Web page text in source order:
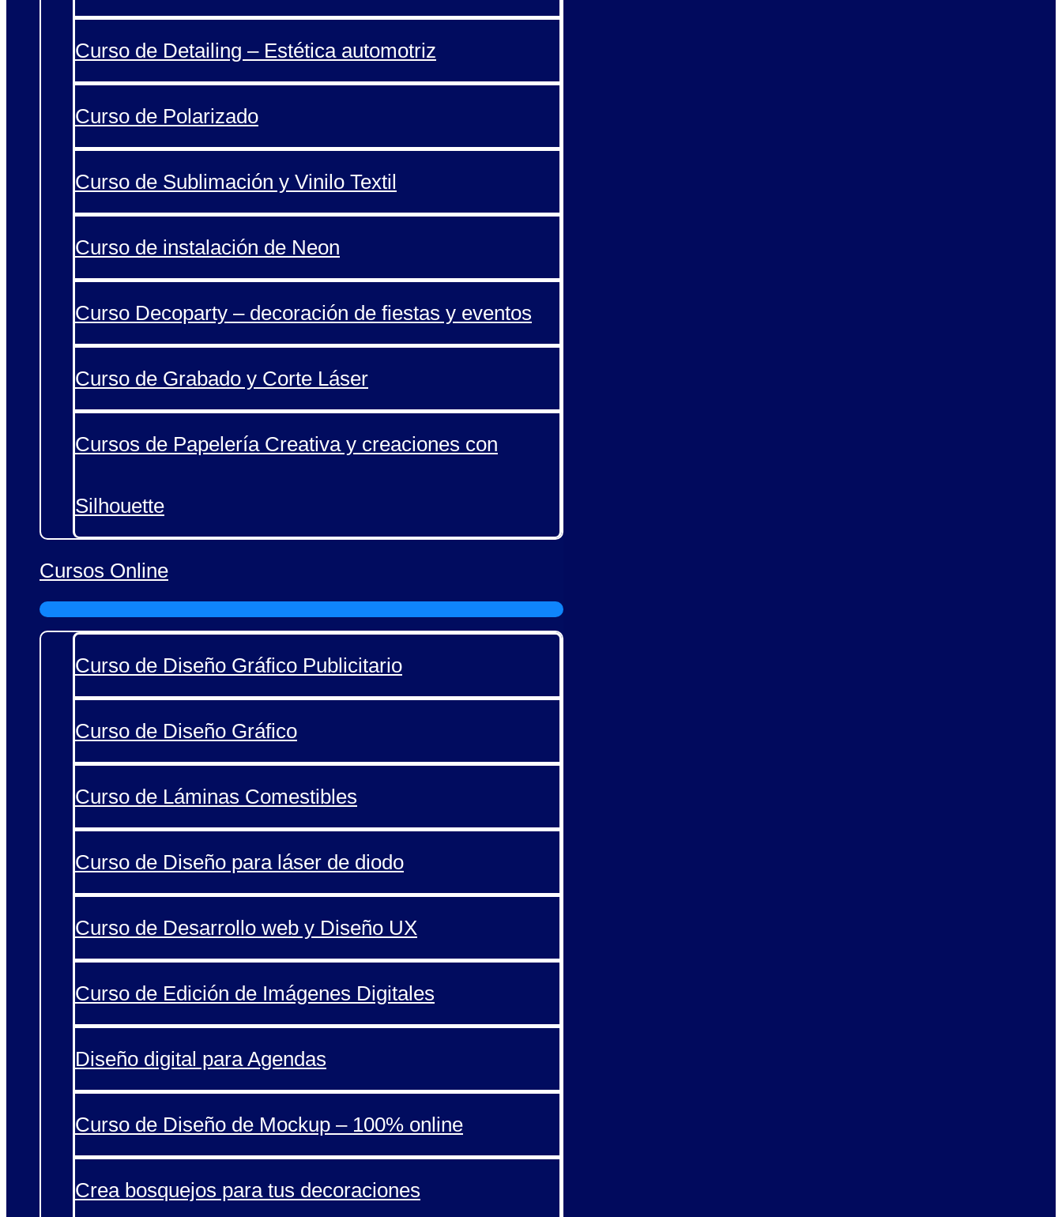
Curso de Detailing – Estética automotriz
Curso de Polarizado
Curso de Sublimación y Vinilo Textil
Curso de instalación de Neon
Curso Decoparty – decoración de fiestas y eventos
Curso de Grabado y Corte Láser
Cursos de Papelería Creativa y creaciones con
Silhouette
Cursos Online
Curso de Diseño Gráfico Publicitario
Curso de Diseño Gráfico
Curso de Láminas Comestibles
Curso de Diseño para láser de diodo
Curso de Desarrollo web y Diseño UX
Curso de Edición de Imágenes Digitales
Diseño digital para Agendas
Curso de Diseño de Mockup – 100% online
Crea bosquejos para tus decoraciones